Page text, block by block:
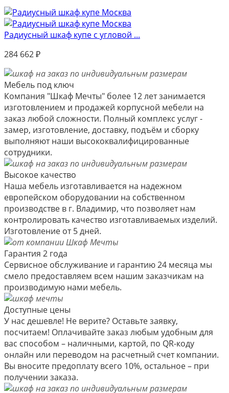
Радиусный шкаф купе с угловой ...
284 662₽
Мебель под ключ
Компания "Шкаф Мечты" более 12 лет занимается
изготовлением и продажей корпусной мебели на
заказ любой сложности. Полный комплекс услуг -
замер, изготовление, доставку, подъём и сборку
выполняют наши высококвалифицированные
сотрудники.
Высокое качество
Наша мебель изготавливается на надежном
европейском оборудовании на собственном
производстве в г. Владимир, что позволяет нам
контролировать качество изготавливаемых изделий.
Изготовление от 5 дней.
Гарантия 2 года
Сервисное обслуживание и гарантию 24 месяца мы
смело предоставляем всем нашим заказчикам на
производимую нами мебель.
Доступные цены
У нас дешевле! Не верите? Оставьте заявку,
посчитаем! Оплачивайте заказ любым удобным для
вас способом – наличными, картой, по QR-коду
онлайн или переводом на расчетный счет компании.
Вы вносите предоплату всего 10%, остальное – при
получении заказа.